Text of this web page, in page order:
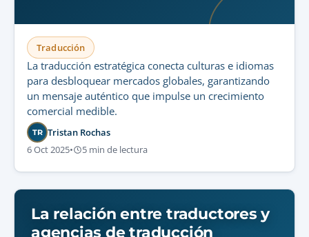
Traducción
La traducción estratégica conecta culturas e idiomas
para desbloquear mercados globales, garantizando
un mensaje auténtico que impulse un crecimiento
comercial medible.
TR Tristan Rochas
6 Oct 2025• 5 min de lectura
La relación entre traductores y
agencias de traducción